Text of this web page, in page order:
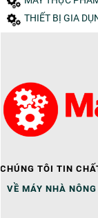
THIẾT BỊ GIA
CHÚNG TÔI TIN
VỀ MÁY NHÀ NÔNG